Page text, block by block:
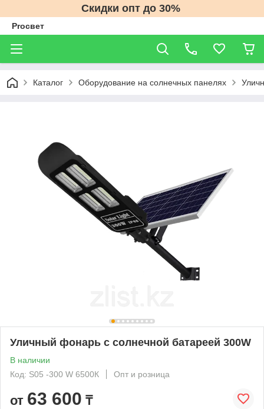
Скидки опт до 30%
Proсвет
Каталог Оборудование на солнечных панелях
Уличный фонарь с солнечной батареей 300W
В наличии
Код: S05 -300 W 6500К
Опт и розница
от 63 600 ₸